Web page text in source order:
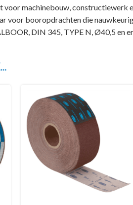
voor machinebouw, constructiewerk
voor booropdrachten die
DIN 345, TYPE N, Ø40,5 en